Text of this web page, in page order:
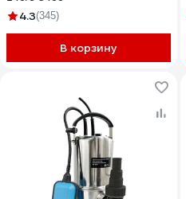
4.3(345)
В корзину